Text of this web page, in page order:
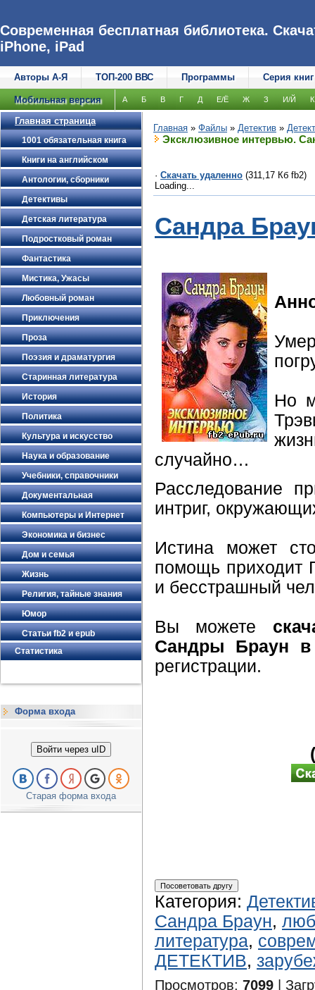
Современная бесплатная библиотека.
iPhone, iPad
Авторы А-Я ТОП-200 ВВС Программы Серия книг
Мобильная версия А Б В Г Д Е/Ё Ж З И/Й К
Главная страница
1001 обязательная книга
Книги на английском
Антологии, сборники
Детективы
Детская литература
Подростковый роман
Фантастика
Мистика, Ужасы
Любовный роман
Приключения
Проза
Поэзия и драматургия
Старинная литература
История
Политика
Культура и искусство
Наука и образование
Учебники, справочники
Документальная
Компьютеры и Интернет
Экономика и бизнес
Дом и семья
Жизнь
Религия, тайные знания
Юмор
Статьи fb2 и epub
Статистика
Форма входа
Войти через uID
Старая форма входа
Главная » Файлы » Детектив »
Эксклюзивное интервью.
· Скачать удаленно (311,17 Кб fb2)
Loading...
Сандра
Но
случайно…
Расследование
интриг,
Истина может
помощь приходит
и бесстрашный
Вы можете
Сандры Браун в
регистрации.
Категория:
Сандра Браун,
литература,
ДЕТЕКТИВ,
Просмотров: 7099